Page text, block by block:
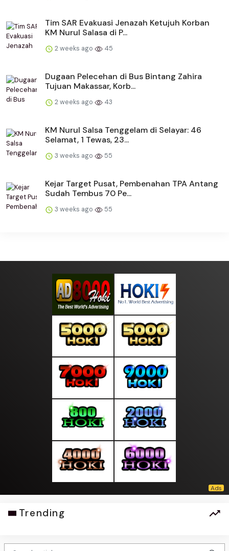
Tim SAR Evakuasi Jenazah Ketujuh Korban
KM Nurul Salasa di P...
2 weeks ago 45
Dugaan Pelecehan di Bus Bintang Zahira
Tujuan Makassar, Korb...
2 weeks ago 43
KM Nurul Salsa Tenggelam di Selayar: 46
Selamat, 1 Tewas, 23...
3 weeks ago 55
Kejar Target Pusat, Pembenahan TPA Antang
Sudah Tembus 70 Pe...
3 weeks ago 55
Trending